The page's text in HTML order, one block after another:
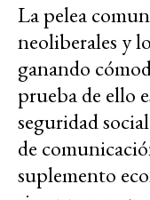
La pelea
neoliberales y
ganando
prueba de ello
seguridad
de
suplemento